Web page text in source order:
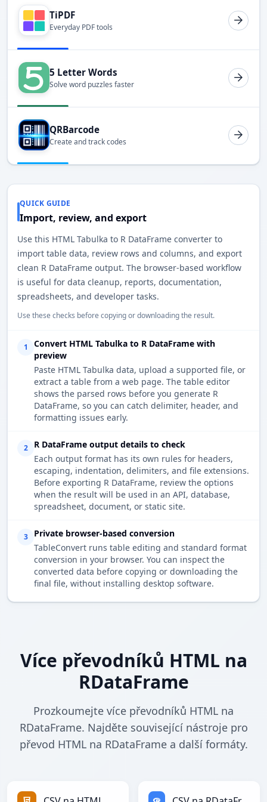
TiPDF
Everyday PDF tools
5 Letter Words
Solve word puzzles faster
QRBarcode
Create and track codes
QUICK GUIDE
Import, review, and export
Use this HTML Tabulka to R DataFrame converter to
import table data, review rows and columns, and export
clean R DataFrame output. The browser-based workflow
is useful for data cleanup, reports, documentation,
spreadsheets, and developer tasks.
Use these checks before copying or downloading the result.
1
Convert HTML Tabulka to R DataFrame with
preview
Paste HTML Tabulka data, upload a supported file, or
extract a table from a web page. The table editor
shows the parsed rows before you generate R
DataFrame, so you can catch delimiter, header, and
formatting issues early.
2
R DataFrame output details to check
Each output format has its own rules for headers,
escaping, indentation, delimiters, and file extensions.
Before exporting R DataFrame, review the options
when the result will be used in an API, database,
spreadsheet, document, or static site.
3
Private browser-based conversion
TableConvert runs table editing and standard format
conversion in your browser. You can inspect the
converted data before copying or downloading the
final file, without installing desktop software.
Více převodníků HTML na
RDataFrame
Prozkoumejte více převodníků HTML na
RDataFrame. Najděte související nástroje pro
převod HTML na RDataFrame a další formáty.